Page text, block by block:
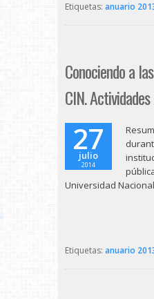
Etiquetas: anuario
Conociendo a
CIN.
27
julio
2014
Universidad
Etiquetas: anuario